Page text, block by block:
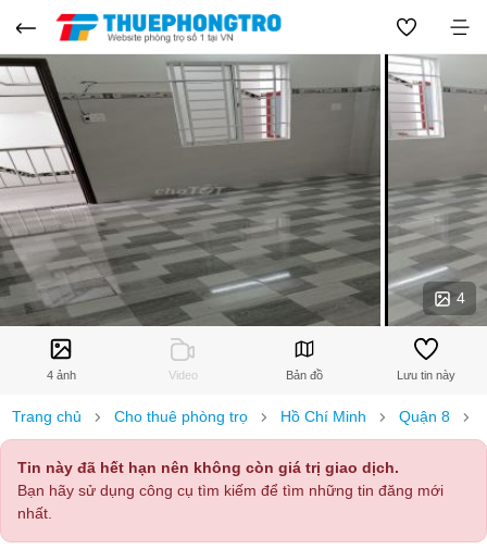
4
4 ảnh Video Bản đồ Lưu tin này
Trang chủ Cho thuê phòng trọ Hồ Chí Minh Quận 8
Tin này đã hết hạn nên không còn giá trị giao dịch.
Bạn hãy sử dụng công cụ tìm kiếm để tìm những tin đăng mới
nhất.